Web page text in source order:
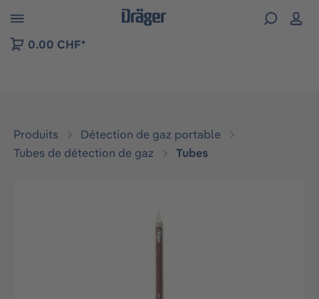
to B2B platform navigation
0.00 CHF*
Produits
Détection de gaz portable
Tubes de détection de gaz
Tubes